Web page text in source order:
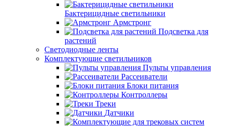
Бактерицидные светильники
Армстронг
Подсветка для
растений
Светодиодные ленты
Комплектующие светильников
Пульты управления
Рассеиватели
Блоки питания
Контроллеры
Треки
Датчики